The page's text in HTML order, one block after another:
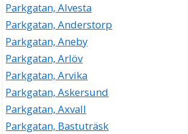
Parkgatan, Alvesta
Parkgatan, Anderstorp
Parkgatan, Aneby
Parkgatan, Arlöv
Parkgatan, Arvika
Parkgatan, Askersund
Parkgatan, Axvall
Parkgatan, Bastuträsk